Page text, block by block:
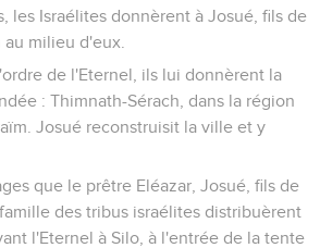
les Israélites donnèrent à Josué, fils de
milieu d'eux.
de l'Eternel, ils lui donnèrent la
: Thimnath-Sérach, dans la région
Josué reconstruisit la ville et y
que le prêtre Eléazar, Josué, fils de
des tribus israélites distribuèrent
l'Eternel à Silo, à l'entrée de la tente